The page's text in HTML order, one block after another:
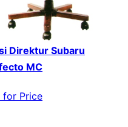
Direktur Subaru
MC
for Price